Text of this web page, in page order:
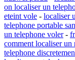
on localiser un
eteint vole - localiser
telephone portable
un telephone voler-
comment localiser un
telephone